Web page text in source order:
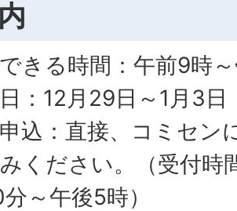
きる時間：午前9時
：12月29日～1月3日
込：直接、コミセン
ください。（受付時
～午後5時）